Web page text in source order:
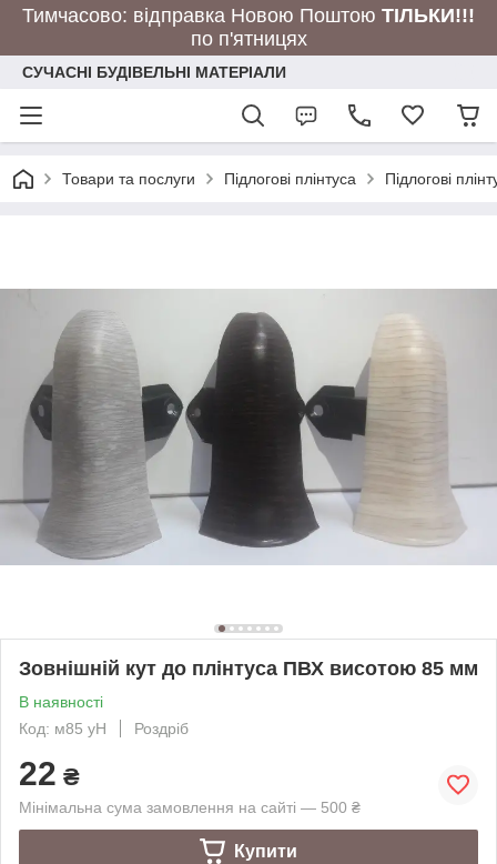
Тимчасово: відправка Новою Поштою ТІЛЬКИ!!!
по п'ятницях
СУЧАСНІ БУДІВЕЛЬНІ МАТЕРІАЛИ
Товари та послуги Підлогові плінтуса Підлогові
Зовнішній кут до плінтуса ПВХ висотою 85 мм
В наявності
Код: м85 уН
Роздріб
22 ₴
Мінімальна сума замовлення на сайті — 500 ₴
Купити